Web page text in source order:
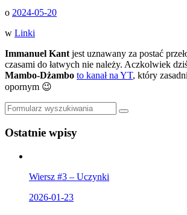
o 2024-05-20
w Linki
Immanuel Kant jest uznawany za postać
czasami do łatwych nie należy. Aczkolwiek
Mambo-Dżambo to kanał na YT, który
opornym 😉
Szukaj
Ostatnie wpisy
Wiersz #3 – Uczynki
2026-01-23